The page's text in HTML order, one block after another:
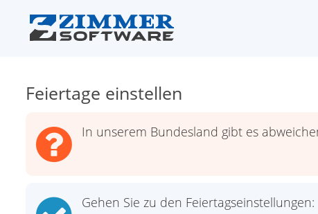
Feiertage einstellen
In unserem Bundesland gibt es
Gehen Sie zu den Feiertagseinstellungen: